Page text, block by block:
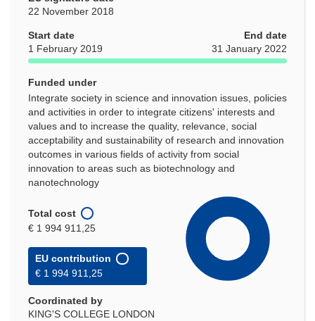
22 November 2018
Start date
1 February 2019
End date
31 January 2022
Funded under
Integrate society in science and innovation issues, policies
and activities in order to integrate citizens' interests and
values and to increase the quality, relevance, social
acceptability and sustainability of research and innovation
outcomes in various fields of activity from social
innovation to areas such as biotechnology and
nanotechnology
Total cost
€ 1 994 911,25
EU contribution
€ 1 994 911,25
Coordinated by
KING'S COLLEGE LONDON